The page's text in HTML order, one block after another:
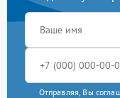
Отправляя, Вы